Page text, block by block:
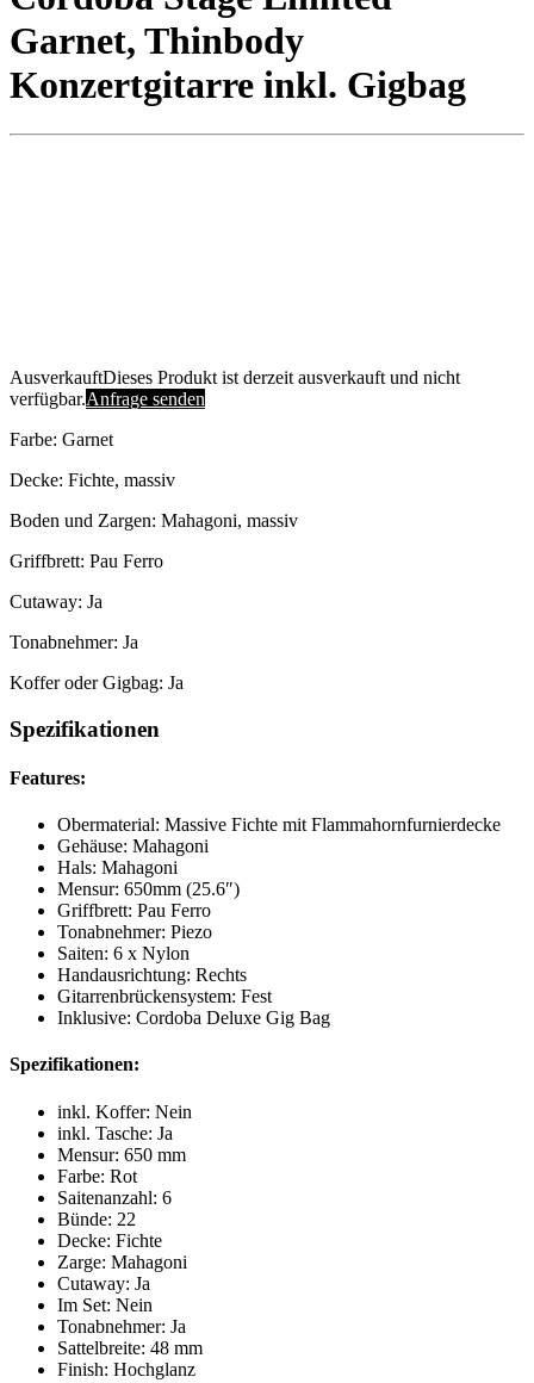
Garnet, Thinbody
Konzertgitarre inkl. Gigbag
AusverkauftDieses Produkt ist derzeit ausverkauft und nicht
verfügbar.Anfrage senden
Farbe: Garnet
Decke: Fichte, massiv
Boden und Zargen: Mahagoni, massiv
Griffbrett: Pau Ferro
Cutaway: Ja
Tonabnehmer: Ja
Koffer oder Gigbag: Ja
Spezifikationen
Features:
Obermaterial: Massive Fichte mit Flammahornfurnierdecke
Gehäuse: Mahagoni
Hals: Mahagoni
Mensur: 650mm (25.6″)
Griffbrett: Pau Ferro
Tonabnehmer: Piezo
Saiten: 6 x Nylon
Handausrichtung: Rechts
Gitarrenbrückensystem: Fest
Inklusive: Cordoba Deluxe Gig Bag
Spezifikationen:
inkl. Koffer: Nein
inkl. Tasche: Ja
Mensur: 650 mm
Farbe: Rot
Saitenanzahl: 6
Bünde: 22
Decke: Fichte
Zarge: Mahagoni
Cutaway: Ja
Im Set: Nein
Tonabnehmer: Ja
Sattelbreite: 48 mm
Finish: Hochglanz